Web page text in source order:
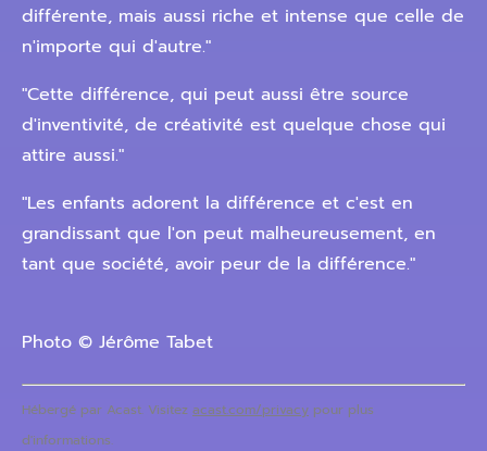
différente, mais aussi riche et intense que celle de
n'importe qui d'autre."
"Cette différence, qui peut aussi être source
d'inventivité, de créativité est quelque chose qui
attire aussi."
"Les enfants adorent la différence et c'est en
grandissant que l'on peut malheureusement, en
tant que société, avoir peur de la différence."
Photo © Jérôme Tabet
Hébergé par Acast. Visitez acast.com/privacy pour plus
d'informations.